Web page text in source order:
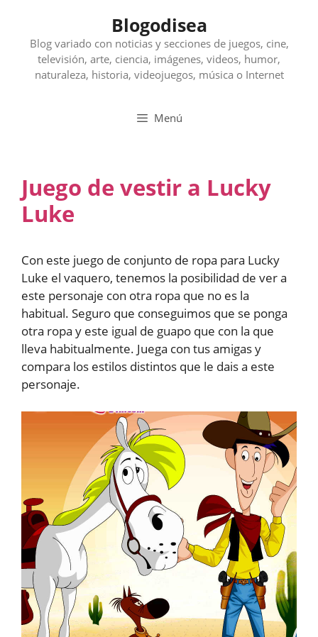
contenido
Blogodisea
Blog variado con noticias y secciones de juegos, cine,
televisión, arte, ciencia, imágenes, videos, humor,
naturaleza, historia, videojuegos, música o Internet
Menú
Juego de vestir a Lucky
Luke
Con este juego de conjunto de ropa para Lucky
Luke el vaquero, tenemos la posibilidad de ver a
este personaje con otra ropa que no es la
habitual. Seguro que conseguimos que se ponga
otra ropa y este igual de guapo que con la que
lleva habitualmente. Juega con tus amigas y
compara los estilos distintos que le dais a este
personaje.